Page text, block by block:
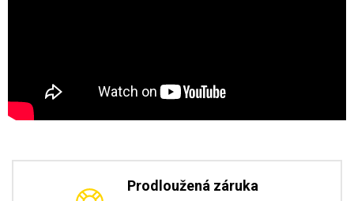
Prodloužená záruka